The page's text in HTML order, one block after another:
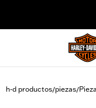
h-d productos/piezas/